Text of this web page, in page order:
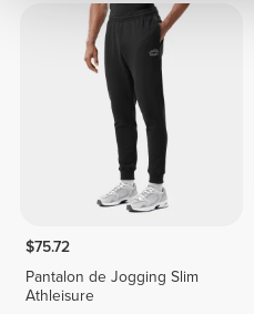
$75.72
Pantalon de Jogging Slim
Athleisure